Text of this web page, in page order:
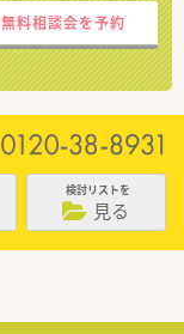
無料相談会を予約
検討リストを
見る